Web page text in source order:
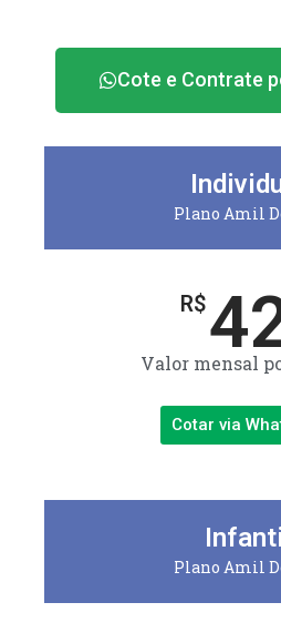
Cote e Contrate
Plano Amil
R$
Valor mensal
Cotar via
Infantil
Plano Amil